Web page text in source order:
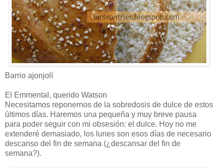
Barrio ajonjolí
El Emmental, querido Watson
Necesitamos reponernos de la sobredosis de dulce de estos
últimos días. Haremos una pequeña y muy breve pausa
para poder seguir con mi obsesión: el dulce. Hoy no me
extenderé demasiado, los lunes son esos días de necesario
descanso del fin de semana (¿descansar del fin de
semana?).